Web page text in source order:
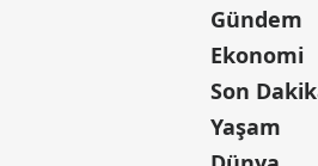
Gündem
Ekonomi
Son
Yaşam